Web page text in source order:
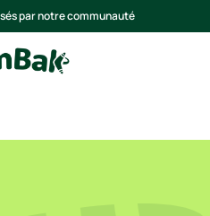
par notre communauté